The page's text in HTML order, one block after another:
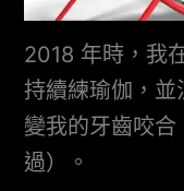
2018 年時，我
持續練瑜伽，
變我的牙齒咬
過）。